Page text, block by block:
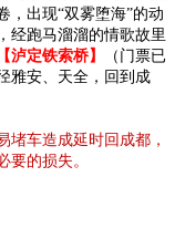
，出现“双雾堕海”的动
经跑马溜溜的情歌故里
【泸定铁索桥】
（门票已
雅安、天全，回到成
堵车造成延时回成都，
要的损失。